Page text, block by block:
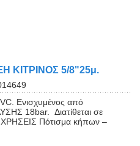
ΚΙΤΡΙΝΟΣ 5/8"25μ.
Eνισχυμένος από
18bar. Διατίθεται σε
Πότισμα κήπων –